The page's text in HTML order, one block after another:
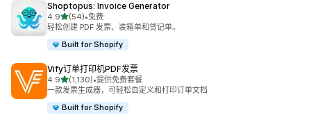
Shoptopus: Invoice Generator
4.9星（满分 5 星）
(54)
总共 54 条评论
•免费
轻松创建 PDF 发票、装箱单和贷记单。
Built for Shopify
Vify订单打印机PDF发票
4.9星（满分 5 星）
(1,130)
总共 1130 条评论
•提供免费套餐
一款发票生成器，可轻松自定义和打印订单文档
Built for Shopify